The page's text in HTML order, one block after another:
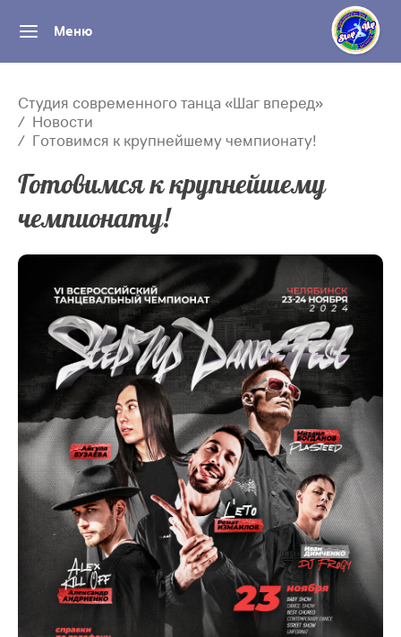
Меню
Студия современного танца «Шаг вперед»
Новости
Готовимся к крупнейшему чемпионату!
Готовимся к крупнейшему
чемпионату!